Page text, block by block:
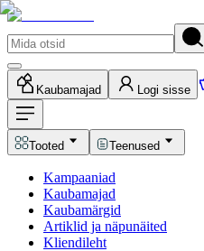
Kaubamajad Logi sisse
Tooted Teenused
Kampaaniad
Kaubamajad
Kaubamärgid
Artiklid ja näpunäited
Kliendileht